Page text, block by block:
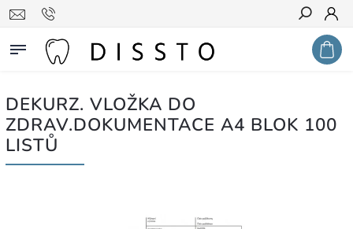
Hledat
DEKURZ. VLOŽKA DO
ZDRAV.DOKUMENTACE A4 BLOK 100
LISTŮ